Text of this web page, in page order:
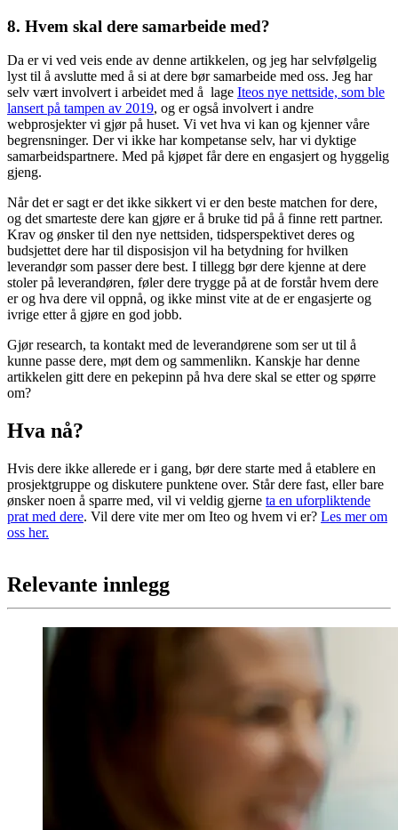
8. Hvem skal dere samarbeide med?
Da er vi ved veis ende av denne artikkelen, og jeg har selvfølgelig
lyst til å avslutte med å si at dere bør samarbeide med oss. Jeg har
selv vært involvert i arbeidet med å lage Iteos nye nettside, som ble
lansert på tampen av 2019, og er også involvert i andre
webprosjekter vi gjør på huset. Vi vet hva vi kan og kjenner våre
begrensninger. Der vi ikke har kompetanse selv, har vi dyktige
samarbeidspartnere. Med på kjøpet får dere en engasjert og hyggelig
gjeng.
Når det er sagt er det ikke sikkert vi er den beste matchen for dere,
og det smarteste dere kan gjøre er å bruke tid på å finne rett partner.
Krav og ønsker til den nye nettsiden, tidsperspektivet deres og
budsjettet dere har til disposisjon vil ha betydning for hvilken
leverandør som passer dere best. I tillegg bør dere kjenne at dere
stoler på leverandøren, føler dere trygge på at de forstår hvem dere
er og hva dere vil oppnå, og ikke minst vite at de er engasjerte og
ivrige etter å gjøre en god jobb.
Gjør research, ta kontakt med de leverandørene som ser ut til å
kunne passe dere, møt dem og sammenlikn. Kanskje har denne
artikkelen gitt dere en pekepinn på hva dere skal se etter og spørre
om?
Hva nå?
Hvis dere ikke allerede er i gang, bør dere starte med å etablere en
prosjektgruppe og diskutere punktene over. Står dere fast, eller bare
ønsker noen å sparre med, vil vi veldig gjerne ta en uforpliktende
prat med dere. Vil dere vite mer om Iteo og hvem vi er? Les mer om
oss her.
Relevante innlegg